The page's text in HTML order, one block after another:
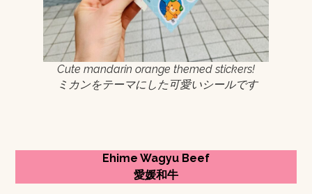
Cute mandarin orange themed stickers!
ミカンをテーマにした可愛いシールです
Ehime Wagyu Beef
愛媛和牛